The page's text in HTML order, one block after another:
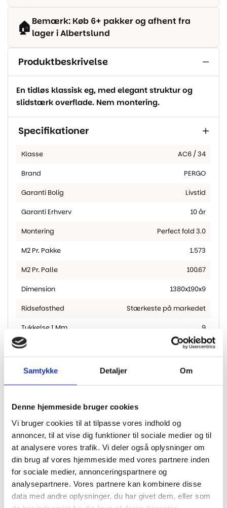
Samtykke Detaljer Om
Denne hjemmeside bruger cookies
Vi bruger cookies til at tilpasse vores indhold og
annoncer, til at vise dig funktioner til sociale medier og til
at analysere vores trafik. Vi deler også oplysninger om
din brug af vores hjemmeside med vores partnere inden
for sociale medier, annonceringspartnere og
analysepartnere. Vores partnere kan kombinere disse
data med andre oplysninger, du har givet dem, eller som
🏠 Bemærk: Køb 6+ pakker og afhent fra
lager i Albertslund
Produktbeskrivelse
En tidløs klassisk eg, med elegant struktur og
slidstærk overflade. Nem montering.
Specifikationer
Klasse AC6 / 34
Brand PERGO
Garanti Bolig Livstid
Garanti Erhverv 10 år
Montering Perfect fold 3.0
M2 Pr. Pakke 1.573
M2 Pr. Palle 100.67
Dimension 1380x190x9
Ridsefasthed Stærkeste på markedet
Tykkelse I Mm 9
HARO Natur Kork underlag 10
m2
490,00kr.
NO NOISE EXTREME Compact
m/dampsp
459,00kr.